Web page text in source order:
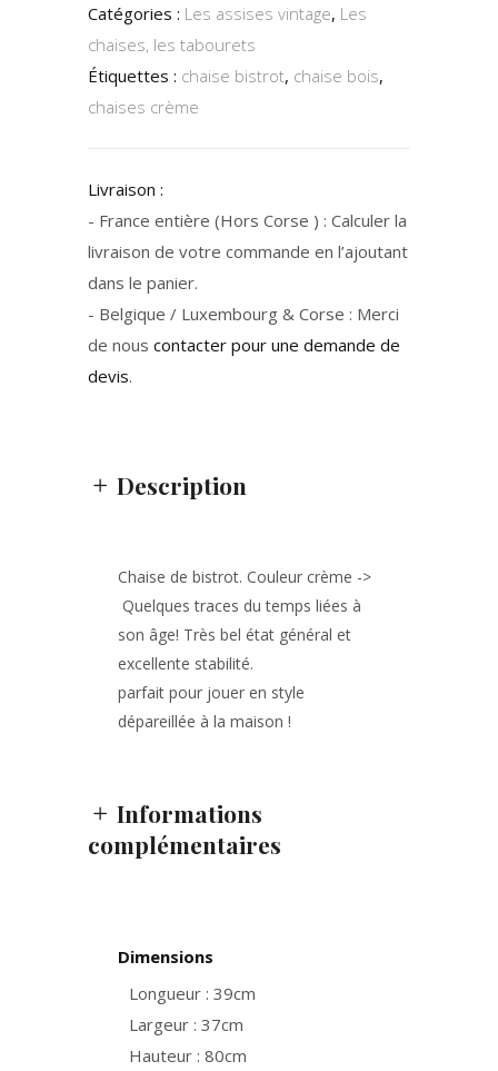
Catégories : Les assises vintage, Les
chaises, les tabourets
Étiquettes : chaise bistrot, chaise bois,
chaises crème
Livraison :
- France entière (Hors Corse ) : Calculer la
livraison de votre commande en l’ajoutant
dans le panier.
- Belgique / Luxembourg & Corse : Merci
de nous contacter pour une demande de
devis.
Description
Chaise de bistrot. Couleur crème ->
Quelques traces du temps liées à
son âge! Très bel état général et
excellente stabilité.
parfait pour jouer en style
dépareillée à la maison !
Informations
complémentaires
Dimensions
Longueur : 39cm
Largeur : 37cm
Hauteur : 80cm